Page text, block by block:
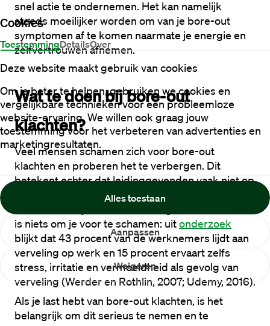
Cookies
ToestemmingDetailsOver
Deze website maakt gebruik van cookies
Om je beter te helpen, gebruiken we cookies en
vergelijkbare technieken voor een probleemloze
website-ervaring. We willen ook graag jouw
toestemming voor het verbeteren van advertenties en
marketingresultaten.
Weigeren
Aanpassen
Alles toestaan
snel actie te ondernemen. Het kan namelijk
steeds moeilijker worden om van je bore-out
symptomen af te komen naarmate je energie en
zelfvertrouwen afnemen.
Wat te doen bij bore-out
klachten?
Veel mensen schamen zich voor bore-out
klachten en proberen het te verbergen. Dit
betekent echter dat leidinggevenden vaak niet op
de hoogte zijn van het probleem totdat een
is niets om je voor te schamen: uit onderzoek
blijkt dat 43 procent van de werknemers lijdt aan
verveling op werk en 15 procent ervaart zelfs
stress, irritatie en vermoeidheid als gevolg van
verveling (Werder en Rothlin, 2007; Udemy, 2016).
Als je last hebt van bore-out klachten, is het
belangrijk om dit serieus te nemen en te